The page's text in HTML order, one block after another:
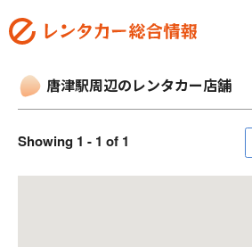
唐津駅周辺のレンタカー店舗
Showing 1 - 1 of 1